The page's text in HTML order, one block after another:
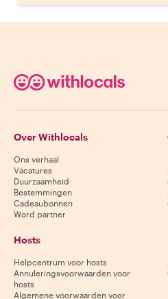
Over Withlocals
Ons verhaal
Vacatures
Duurzaamheid
Bestemmingen
Cadeaubonnen
Word partner
Hosts
Helpcentrum voor hosts
Annuleringsvoorwaarden voor
hosts
Algemene voorwaarden voor